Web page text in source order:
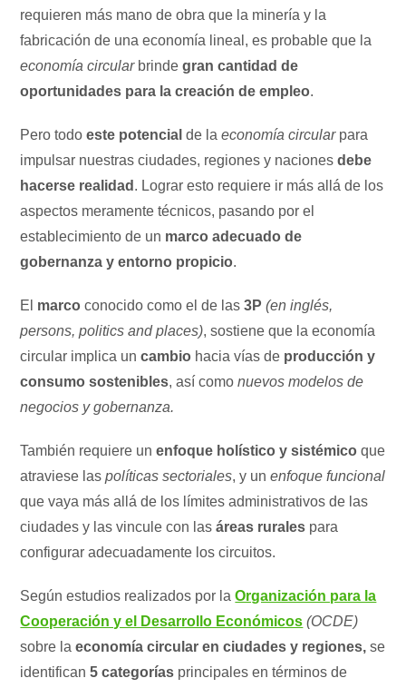
requieren más mano de obra que la minería y la
fabricación de una economía lineal, es probable que la
economía circularbrindegran cantidad de
oportunidades para la creación de empleo.
Pero todoeste potencial de laeconomía circularpara
impulsar nuestras ciudades, regiones y nacionesdebe
hacerse realidad . Lograr esto requiere ir más allá de los
aspectos meramente técnicos, pasando por el
establecimiento de un marco adecuado de
gobernanza y entorno propicio.
El marco conocido como el de las3P (en inglés,
persons, politics and places), sostiene que la economía
circular implica uncambio hacia vías de producción y
consumo sostenibles, así comonuevos modelos de
negocios y gobernanza.
También requiere unenfoque holístico y sistémico que
atraviese laspolíticas sectoriales, y unenfoque funcional
que vaya más allá de los límites administrativos de las
ciudades y las vincule con lasáreas rurales para
configurar adecuadamente los circuitos.
Según estudios realizados por laOrganización para la
Cooperación y el Desarrollo Económicos (OCDE)
sobre laeconomía circular en ciudades y regiones, se
identifican5 categorías principales en términos de